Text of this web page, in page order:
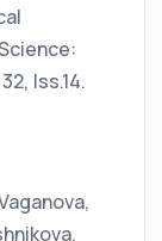
Iss.14.